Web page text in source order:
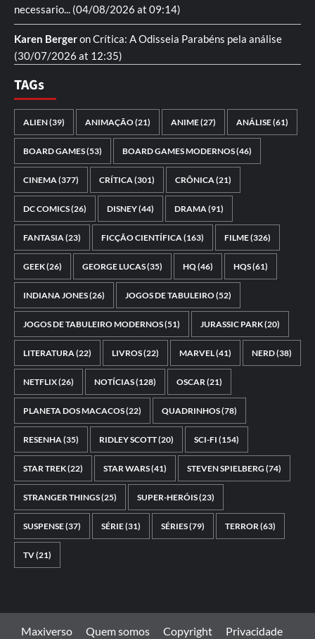
necessario... (04/08/2026 at 09:14)
Karen BergeronCrítica: A Odisseia Parabéns pela análise
(30/07/2026 at 12:35)
TAGs
ALIEN(39) ANIMAÇÃO(21) ANIME(27) ANÁLISE(61)
BOARD GAMES(53) BOARD GAMES MODERNOS(46)
CINEMA(377) CRÍTICA(301) CRÔNICA(21)
DC COMICS(26) DISNEY(44) DRAMA(91)
FANTASIA(23) FICÇÃO CIENTÍFICA(163) FILME(326)
GEEK(26) GEORGE LUCAS(35) HQ(46) HQS(61)
INDIANA JONES(26) JOGOS DE TABULEIRO(52)
JOGOS DE TABULEIRO MODERNOS(51) JURASSIC PARK(20)
LITERATURA(22) LIVROS(22) MARVEL(41) NERD(38)
NETFLIX(26) NOTÍCIAS(128) OSCAR(21)
PLANETA DOS MACACOS(22) QUADRINHOS(78)
RESENHA(35) RIDLEY SCOTT(20) SCI-FI (154)
STAR TREK(22) STAR WARS(41) STEVEN SPIELBERG (74)
STRANGER THINGS(25) SUPER-HERÓIS(23)
SUSPENSE(37) SÉRIE(31) SÉRIES(79) TERROR(63)
TV(21)
Maxiverso Quem somos Copyright
Privacidade